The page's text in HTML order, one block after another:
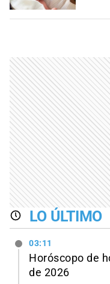
LO ÚLTIMO
03:11
Horóscopo de
de 2026